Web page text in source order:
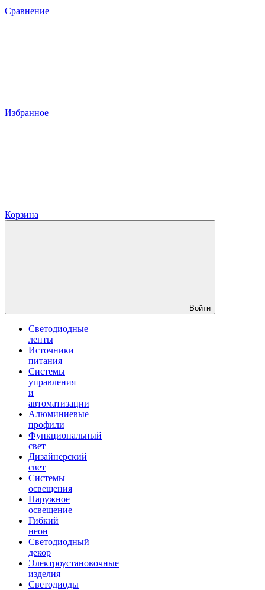
Сравнение
Избранное
Корзина
Войти
Светодиодные
ленты
Источники
питания
Системы
управления
и
автоматизации
Алюминиевые
профили
Функциональный
свет
Дизайнерский
свет
Системы
освещения
Наружное
освещение
Гибкий
неон
Светодиодный
декор
Электроустановочные
изделия
Светодиоды